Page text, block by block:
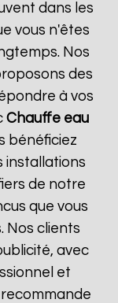
dans les
vous n'êtes
Nos
des
à vos
Chauffe eau
bénéficiez
installations
de notre
que vous
Nos clients
avec
et